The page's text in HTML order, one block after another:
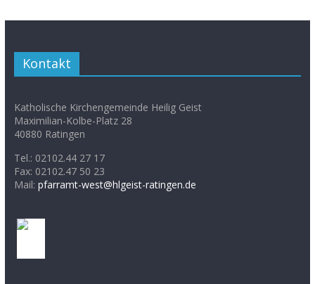
Kontakt
Katholische Kirchengemeinde Heilig Geist
Maximilian-Kolbe-Platz 28
40880 Ratingen
Tel.: 02102.44 27 17
Fax: 02102.47 50 23
Mail: pfarramt-west@hlgeist-ratingen.de